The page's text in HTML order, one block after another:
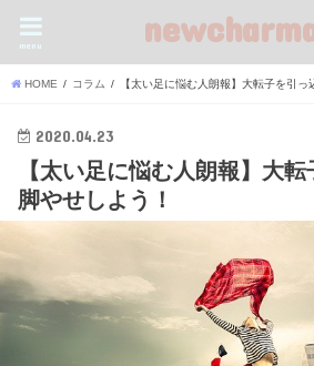
menu
HOME コラム 【太い足に悩む人朗報】大転子を引っ
2020.04.23
【太い足に悩む人朗報】大
脚やせしよう！